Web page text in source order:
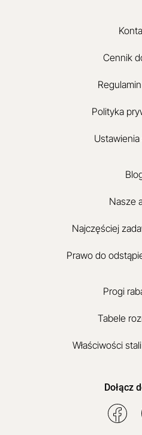
Cennik
Polityka
Nasze
Najczęściej
Prawo do
Progi
Tabele
Właściwości
Dołącz